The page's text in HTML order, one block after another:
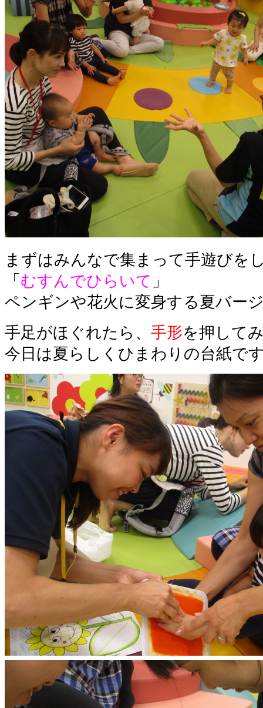
まずはみんなで集まって手遊びを
「 むすんでひらいて 」
ペンギンや花火に変身する夏バー
手足がほぐれたら、 手形を押して
今日は夏らしくひまわりの台紙で